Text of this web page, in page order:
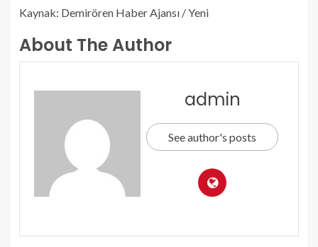
Kaynak: Demirören Haber Ajansı / Yeni
About The Author
admin
See author's posts